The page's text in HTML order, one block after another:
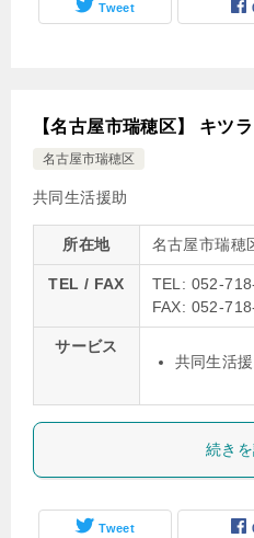
Tweet
【名古屋市瑞穂区】 キツ
名古屋市瑞穂区
共同生活援助
所在地 名古屋市瑞穂
TEL / FAX
TEL: 052-
FAX: 052-
サービス
共同生活
続き
Tweet